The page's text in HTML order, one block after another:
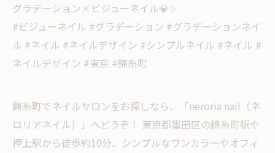
グラデーション×ビジューネイル💎✨
#ビジューネイル #グラデーション #グラデーションネイ
ル #ネイル #ネイルデザイン #シンプルネイル #ネイル #
ネイルデザイン #東京 #錦糸町
錦糸町でネイルサロンをお探しなら、「neroria nail（ネ
ロリアネイル）」へどうぞ！ 東京都墨田区の錦糸町駅や
押上駅から徒歩約10分、シンプルなワンカラーやオフィ